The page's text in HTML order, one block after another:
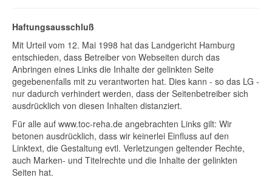
Haftungsausschluß
Mit Urteil vom 12. Mai 1998 hat das Landgericht Hamburg
entschieden, dass Betreiber von Webseiten durch das
Anbringen eines Links die Inhalte der gelinkten Seite
gegebenenfalls mit zu verantworten hat. Dies kann - so das LG -
nur dadurch verhindert werden, dass der Seitenbetreiber sich
ausdrücklich von diesen Inhalten distanziert.
Für alle auf www.toc-reha.de angebrachten Links gilt: Wir
betonen ausdrücklich, dass wir keinerlei Einfluss auf den
Linktext, die Gestaltung evtl. Verletzungen geltender Rechte,
auch Marken- und Titelrechte und die Inhalte der gelinkten
Seiten hat.